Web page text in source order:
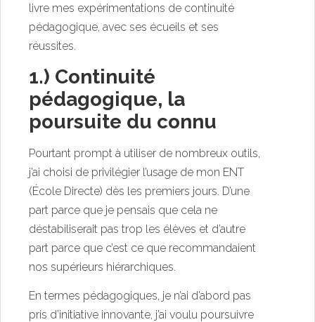
livre mes expérimentations de continuité
pédagogique, avec ses écueils et ses
réussites.
1.) Continuité
pédagogique, la
poursuite du connu
Pourtant prompt à utiliser de nombreux outils,
j’ai choisi de privilégier l’usage de mon ENT
(École Directe) dès les premiers jours. D’une
part parce que je pensais que cela ne
déstabiliserait pas trop les élèves et d’autre
part parce que c’est ce que recommandaient
nos supérieurs hiérarchiques.
En termes pédagogiques, je n’ai d’abord pas
pris d’initiative innovante, j’ai voulu poursuivre